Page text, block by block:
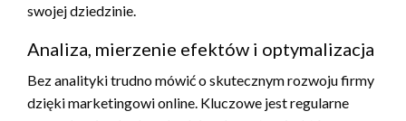
swojej dziedzinie.
Analiza, mierzenie efektów i optymalizacja
Bez analityki trudno mówić o skutecznym rozwoju firmy
dzięki marketingowi online. Kluczowe jest regularne